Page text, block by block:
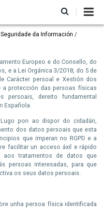
da Información
Europeo e do Consello do
e a Lei Orgánica 3/2018, do 5 de
Carácter persoal e Xestión dos
a protección das persoas físicas
persoais, dereito fundamental
Española.
pon ao dispor do cidadán,
dos datos persoais que esta
que imperan no RGPD e a
facilitar un acceso áxil e rápido
aos tratamentos de datos que
persoas interesadas, para que
os seus datos persoais.
unha persoa física identificada